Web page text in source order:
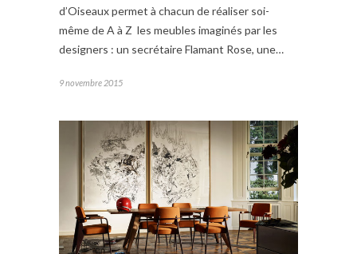
d’Oiseaux permet à chacun de réaliser soi-
même de A à Z les meubles imaginés par les
designers : un secrétaire Flamant Rose, une…
9 novembre 2015